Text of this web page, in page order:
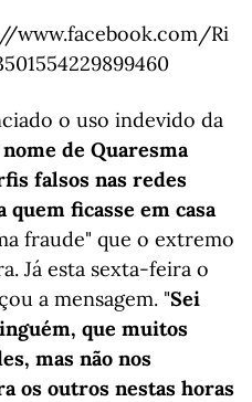
www.facebook.com/Ri
o uso indevido da
de Quaresma
falsos nas redes
ficasse em casa
fraude" que o extremo
Já esta sexta-feira o
a mensagem. "Sei
que muitos
mas não nos
os outros nestas horas